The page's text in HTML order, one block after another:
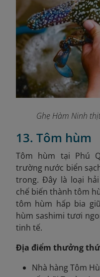
Ghẹ Hàm Ninh
13. Tôm hùm
Tôm hùm tại Phú
trường nước biển
trong. Đây là loại
chế biến thành tôm
tôm hùm hấp bia
hùm sashimi tươi
tinh tế.
Địa điểm thưởng
Nhà hàng Tôm